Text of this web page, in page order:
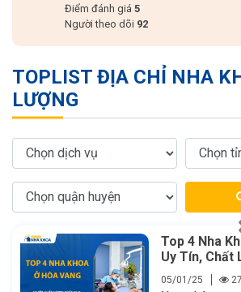
Điểm đánh giá 5
Người theo dõi 92
TOPLIST ĐỊA CHỈ NHA
LƯỢNG
Top 4 Nha
Uy Tín, Chất
05/01/25